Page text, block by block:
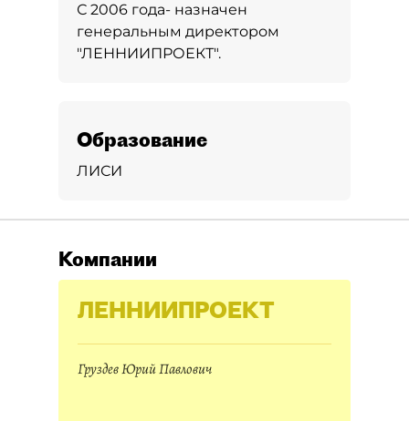
С 2006 года- назначен
генеральным директором
"ЛЕННИИПРОЕКТ".
Образование
ЛИСИ
Компании
ЛЕННИИПРОЕКТ
Груздев Юрий Павлович